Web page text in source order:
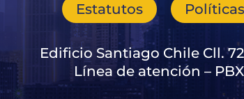
Estatutos
Edificio Santiago Chile Cll.
Línea de atención –